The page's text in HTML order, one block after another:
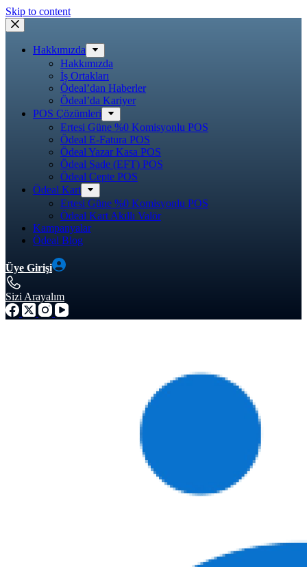
Skip to content
Hakkımızda
Hakkımızda
İş Ortakları
Ödeal’dan Haberler
Ödeal’da Kariyer
POS Çözümleri
Ertesi Güne %0 Komisyonlu POS
Ödeal E-Fatura POS
Ödeal Yazar Kasa POS
Ödeal Sade (EFT) POS
Ödeal Cepte POS
Ödeal Kart
Ertesi Güne %0 Komisyonlu POS
Ödeal Kart Akıllı Valör
Kampanyalar
Ödeal Blog
Üye Girişi
Sizi Arayalım